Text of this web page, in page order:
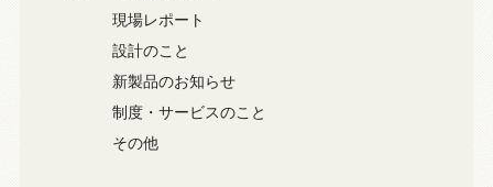
現場レポート
設計のこと
新製品のお知らせ
制度・サービスのこと
その他